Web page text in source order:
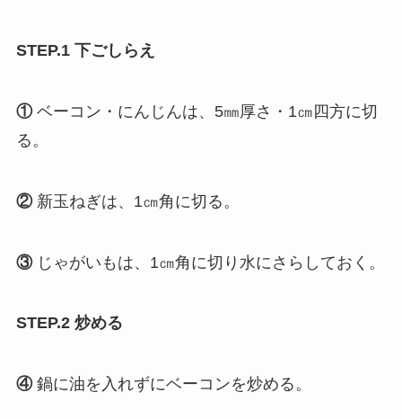
STEP.1 下ごしらえ
① ベーコン・にんじんは、5㎜厚さ・1㎝四方に切
る。
② 新玉ねぎは、1㎝角に切る。
③ じゃがいもは、1㎝角に切り水にさらしておく。
STEP.2 炒める
④ 鍋に油を入れずにベーコンを炒める。